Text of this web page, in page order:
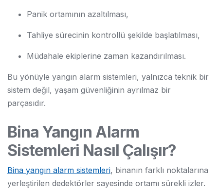
Panik ortamının azaltılması,
Tahliye sürecinin kontrollü şekilde başlatılması,
Müdahale ekiplerine zaman kazandırılması.
Bu yönüyle yangın alarm sistemleri, yalnızca teknik bir
sistem değil, yaşam güvenliğinin ayrılmaz bir
parçasıdır.
Bina Yangın Alarm
Sistemleri Nasıl Çalışır?
Bina yangın alarm sistemleri, binanın farklı noktalarına
yerleştirilen dedektörler sayesinde ortamı sürekli izler.